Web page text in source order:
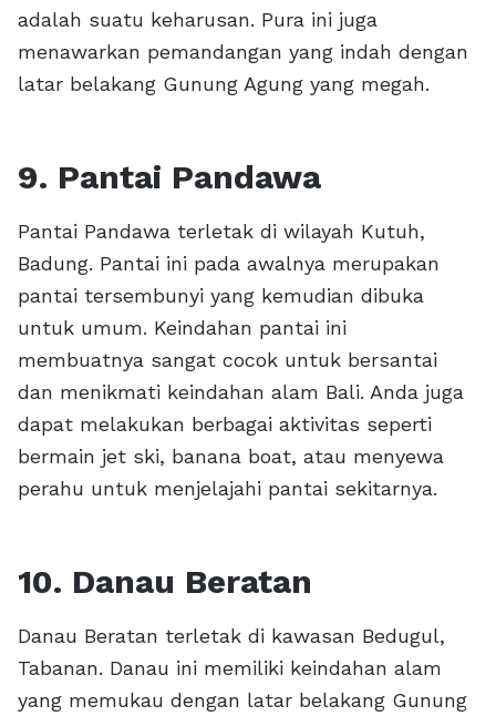
adalah suatu keharusan. Pura ini juga
menawarkan pemandangan yang indah dengan
latar belakang Gunung Agung yang megah.
9. Pantai Pandawa
Pantai Pandawa terletak di wilayah Kutuh,
Badung. Pantai ini pada awalnya merupakan
pantai tersembunyi yang kemudian dibuka
untuk umum. Keindahan pantai ini
membuatnya sangat cocok untuk bersantai
dan menikmati keindahan alam Bali. Anda juga
dapat melakukan berbagai aktivitas seperti
bermain jet ski, banana boat, atau menyewa
perahu untuk menjelajahi pantai sekitarnya.
10. Danau Beratan
Danau Beratan terletak di kawasan Bedugul,
Tabanan. Danau ini memiliki keindahan alam
yang memukau dengan latar belakang Gunung